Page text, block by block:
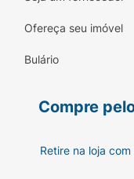
Ofereça seu imóvel
Bulário
Compre
Retire na loja